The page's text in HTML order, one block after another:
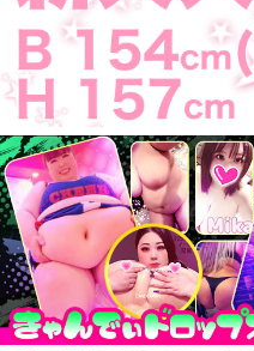
バスト154cm・
見た目はもちろん、
話し方や仕草もとろ
刺激を求めるあなた
濃密な時間をお楽し
新